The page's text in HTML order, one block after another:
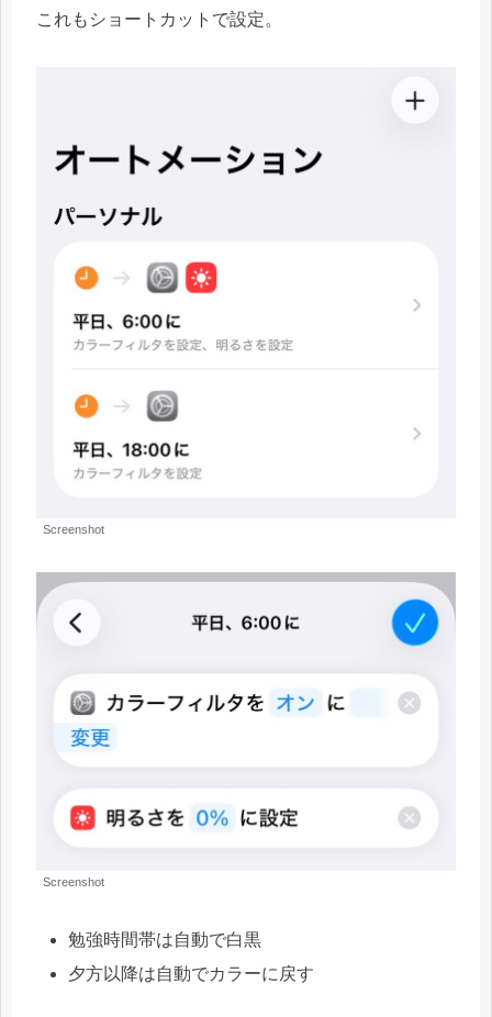
これもショートカットで設定。
Screenshot
Screenshot
勉強時間帯は自動で白黒
夕方以降は自動でカラーに戻す